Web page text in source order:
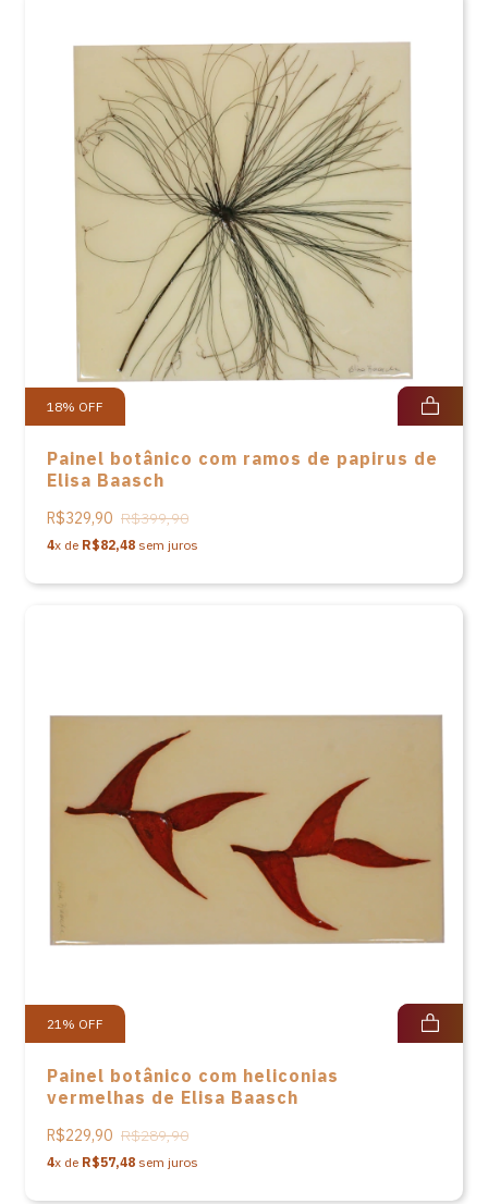
18% OFF
Painel botânico com ramos de papirus de
Elisa Baasch
R$329,90 R$399,90
4x de R$82,48 sem juros
21% OFF
Painel botânico com heliconias
vermelhas de Elisa Baasch
R$229,90 R$289,90
4x de R$57,48 sem juros